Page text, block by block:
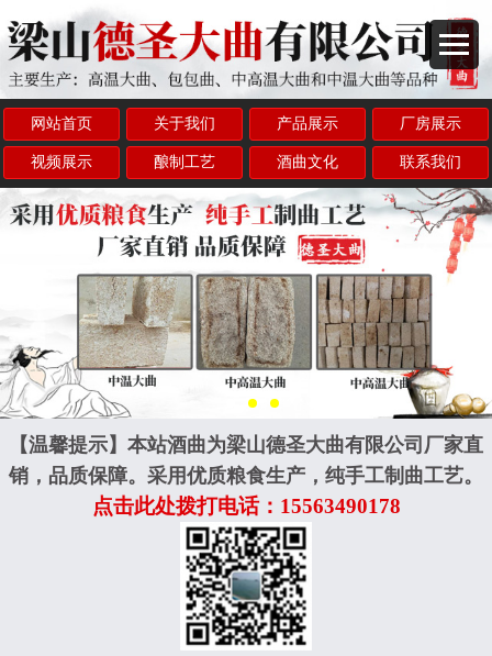
网站首页 关于我们 产品展示 厂房展示
视频展示 酿制工艺 酒曲文化 联系我们
【温馨提示】本站酒曲为梁山德圣大曲有限公司厂家直
销，品质保障。采用优质粮食生产，纯手工制曲工艺。
点击此处拨打电话：15563490178